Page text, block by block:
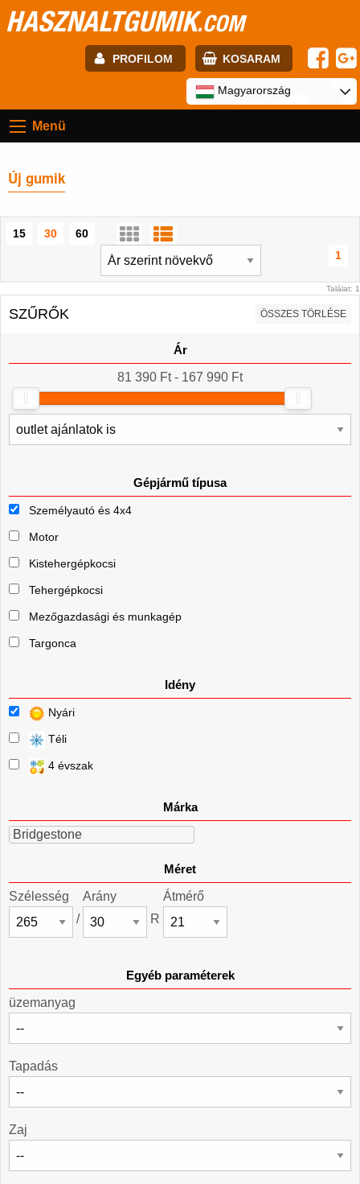
HASZNALTGUMIK.COM
PROFILOM KOSARAM
Jelszó:
Magyarország
Menü
Új gumik
15 30
60
1
Találat: 1
SZŰRŐK ÖSSZES TÖRLÉSE
Ár
81 390 Ft - 167 990 Ft
Gépjármű típusa
Személyautó és 4x4
Motor
Kistehergépkocsi
Tehergépkocsi
Mezőgazdasági és munkagép
Targonca
Idény
Nyári
Téli
4 évszak
Márka
Bridgestone
Méret
Szélesség
/
Arány
R
Átmérő
Egyéb paraméterek
üzemanyag
Tapadás
Zaj